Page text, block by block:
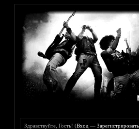
Здравствуйте, Гость! (Вход —